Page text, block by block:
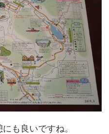
も良いですね。